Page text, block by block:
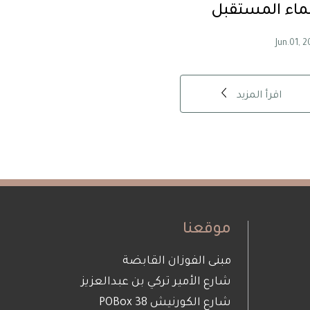
المستقبل
Jun.01,
اقرأ المزيد
موقعنا
مبنى الفوزان القابضة
شارع الأمير تركي بن عبدالعزيز
شارع الكورنيش POBox 38